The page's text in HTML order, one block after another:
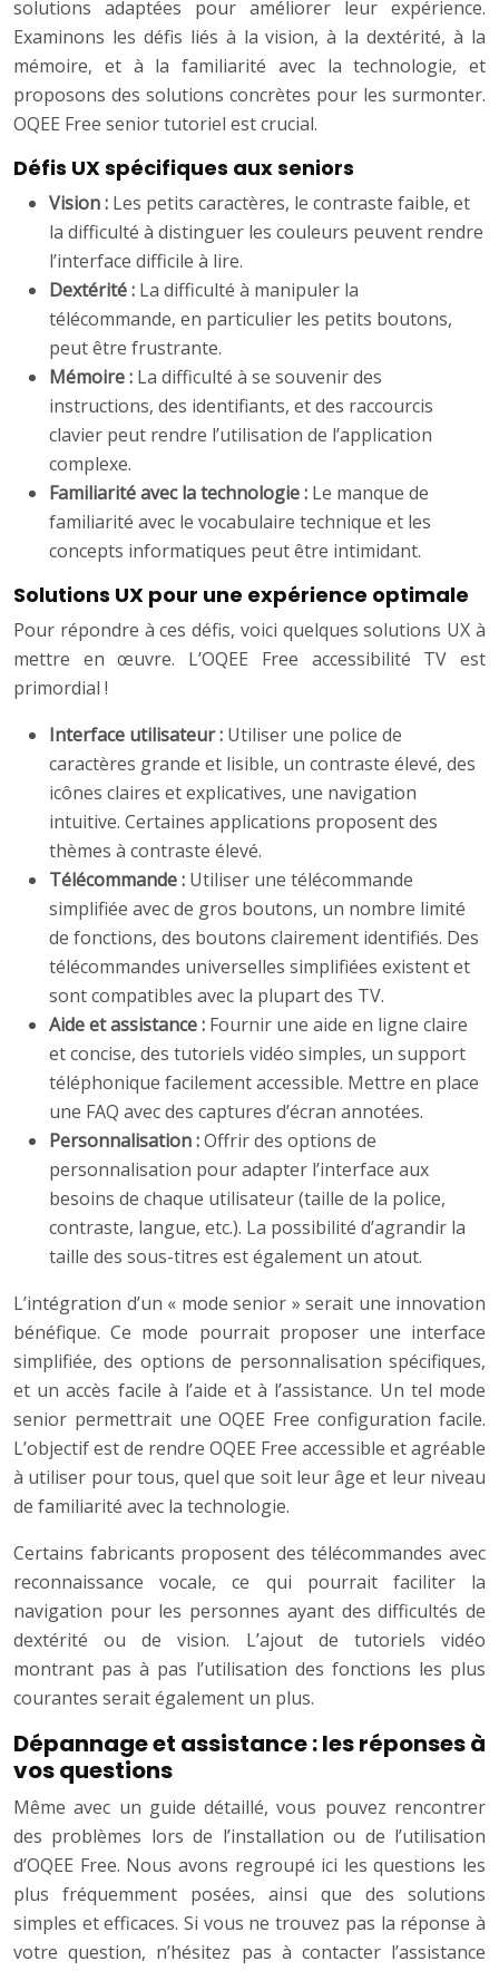
solutions adaptées pour améliorer leur expérience.
Examinons les défis liés à la vision, à la dextérité, à la
mémoire, et à la familiarité avec la technologie, et
proposons des solutions concrètes pour les surmonter.
OQEE Free senior tutoriel est crucial.
Défis UX spécifiques aux seniors
Vision : Les petits caractères, le contraste faible, et
la difficulté à distinguer les couleurs peuvent rendre
l’interface difficile à lire.
Dextérité : La difficulté à manipuler la
télécommande, en particulier les petits boutons,
peut être frustrante.
Mémoire : La difficulté à se souvenir des
instructions, des identifiants, et des raccourcis
clavier peut rendre l’utilisation de l’application
complexe.
Familiarité avec la technologie : Le manque de
familiarité avec le vocabulaire technique et les
concepts informatiques peut être intimidant.
Solutions UX pour une expérience optimale
Pour répondre à ces défis, voici quelques solutions UX à
mettre en œuvre. L’OQEE Free accessibilité TV est
primordial !
Interface utilisateur : Utiliser une police de
caractères grande et lisible, un contraste élevé, des
icônes claires et explicatives, une navigation
intuitive. Certaines applications proposent des
thèmes à contraste élevé.
Télécommande : Utiliser une télécommande
simplifiée avec de gros boutons, un nombre limité
de fonctions, des boutons clairement identifiés. Des
télécommandes universelles simplifiées existent et
sont compatibles avec la plupart des TV.
Aide et assistance : Fournir une aide en ligne claire
et concise, des tutoriels vidéo simples, un support
téléphonique facilement accessible. Mettre en place
une FAQ avec des captures d’écran annotées.
Personnalisation :Offrir des options de
personnalisation pour adapter l’interface aux
besoins de chaque utilisateur (taille de la police,
contraste, langue, etc.). La possibilité d’agrandir la
taille des sous-titres est également un atout.
L’intégration d’un « mode senior » serait une innovation
bénéfique. Ce mode pourrait proposer une interface
simplifiée, des options de personnalisation spécifiques,
et un accès facile à l’aide et à l’assistance. Un tel mode
senior permettrait une OQEE Free configuration facile.
L’objectif est de rendre OQEE Free accessible et agréable
à utiliser pour tous, quel que soit leur âge et leur niveau
de familiarité avec la technologie.
Certains fabricants proposent des télécommandes avec
reconnaissance vocale, ce qui pourrait faciliter la
navigation pour les personnes ayant des difficultés de
dextérité ou de vision. L’ajout de tutoriels vidéo
montrant pas à pas l’utilisation des fonctions les plus
courantes serait également un plus.
Dépannage et assistance : les réponses à
vos questions
Même avec un guide détaillé, vous pouvez rencontrer
des problèmes lors de l’installation ou de l’utilisation
d’OQEE Free. Nous avons regroupé ici les questions les
plus fréquemment posées, ainsi que des solutions
simples et efficaces. Si vous ne trouvez pas la réponse à
votre question, n’hésitez pas à contacter l’assistance